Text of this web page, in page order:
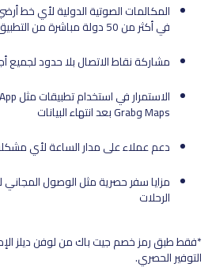
في أكثر من 50 دولة مباشرة من التطبيق
مشاركة نقاط الاتصال بلا حدود لجميع
Maps وGrab بعد انتهاء البيانات
دعم عملاء على مدار الساعة لأي
مزايا سفر حصرية مثل الوصول المجاني
الرحلات
*فقط طبق رمز خصم جيت باك من لوفن ديلز
التوفير الحصري.